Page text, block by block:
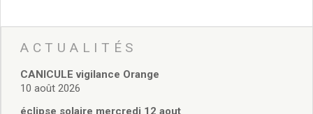
administratives
Services Techniques
Affaires Scolaires
Vie associative
Police Municipale/règlementation
ACTUALITÉS
CANICULE vigilance Orange
10 août 2026
éclipse solaire mercredi 12 aout